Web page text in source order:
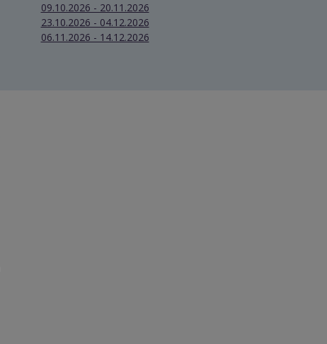
09.10.2026 - 20.11.2026
23.10.2026 - 04.12.2026
06.11.2026 - 14.12.2026